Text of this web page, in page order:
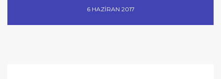
6 HAZIRAN 2017